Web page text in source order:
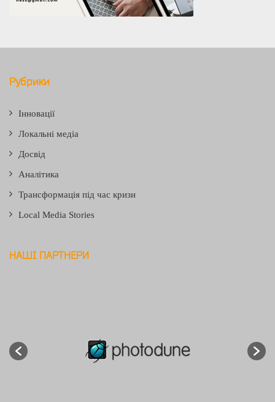
Рубрики
Інновації
Локальні медіа
Досвід
Аналітика
Трансформація під час кризи
Local Media Stories
НАШІ ПАРТНЕРИ